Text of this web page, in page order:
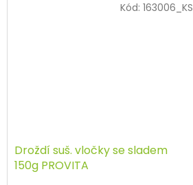
Droždí suš. vločky se sladem
150g PROVITA
Kód: 163006_KS